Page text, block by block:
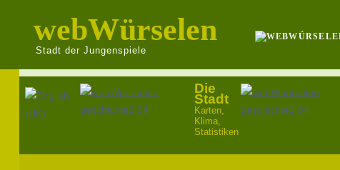
webWürselen
Stadt der Jungenspiele
Sprache auswählen Die
Stadt
Karten,
Klima,
Statistiken